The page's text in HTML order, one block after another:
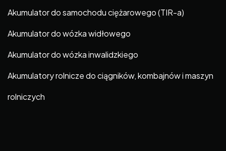
Akumulator do samochodu ciężarowego (TIR-a)
Akumulator do wózka widłowego
Akumulator do wózka inwalidzkiego
Akumulatory rolnicze do ciągników, kombajnów i maszyn
rolniczych